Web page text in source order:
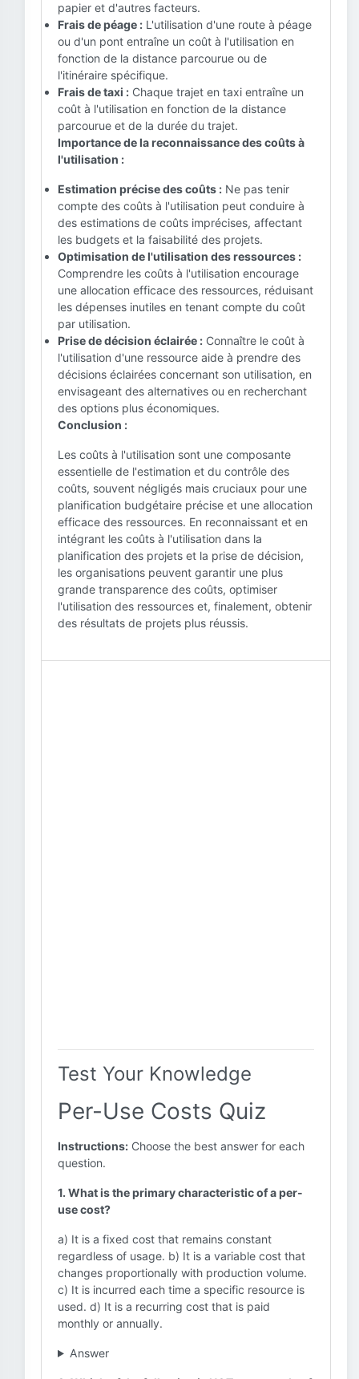
papier et d'autres facteurs.
Frais de péage : L'utilisation d'une route à péage
ou d'un pont entraîne un coût à l'utilisation en
fonction de la distance parcourue ou de
l'itinéraire spécifique.
Frais de taxi : Chaque trajet en taxi entraîne un
coût à l'utilisation en fonction de la distance
parcourue et de la durée du trajet.
Importance de la reconnaissance des coûts à
l'utilisation :
Estimation précise des coûts : Ne pas tenir
compte des coûts à l'utilisation peut conduire à
des estimations de coûts imprécises, affectant
les budgets et la faisabilité des projets.
Optimisation de l'utilisation des ressources :
Comprendre les coûts à l'utilisation encourage
une allocation efficace des ressources, réduisant
les dépenses inutiles en tenant compte du coût
par utilisation.
Prise de décision éclairée : Connaître le coût à
l'utilisation d'une ressource aide à prendre des
décisions éclairées concernant son utilisation, en
envisageant des alternatives ou en recherchant
des options plus économiques.
Conclusion :
Les coûts à l'utilisation sont une composante
essentielle de l'estimation et du contrôle des
coûts, souvent négligés mais cruciaux pour une
planification budgétaire précise et une allocation
efficace des ressources. En reconnaissant et en
intégrant les coûts à l'utilisation dans la
planification des projets et la prise de décision,
les organisations peuvent garantir une plus
grande transparence des coûts, optimiser
l'utilisation des ressources et, finalement, obtenir
des résultats de projets plus réussis.
Test Your Knowledge
Per-Use Costs Quiz
Instructions: Choose the best answer for each
question.
1. What is the primary characteristic of a per-
use cost?
a) It is a fixed cost that remains constant
regardless of usage. b) It is a variable cost that
changes proportionally with production volume.
c) It is incurred each time a specific resource is
used. d) It is a recurring cost that is paid
monthly or annually.
Answer